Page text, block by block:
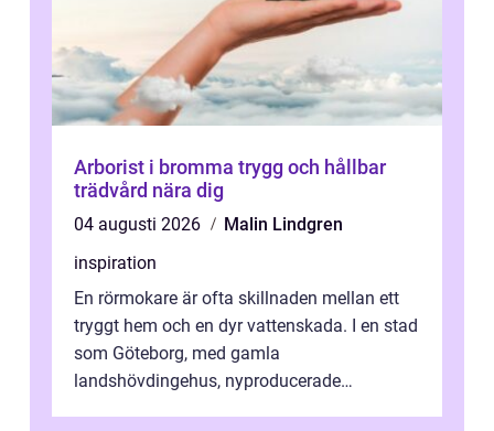
Arborist i bromma trygg och hållbar
trädvård nära dig
04 augusti 2026
Malin Lindgren
inspiration
En rörmokare är ofta skillnaden mellan ett
tryggt hem och en dyr vattenskada. I en stad
som Göteborg, med gamla
landshövdingehus, nyproducerade